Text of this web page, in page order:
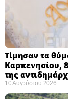
Τίμησαν τα
Καρπενησίου,
της
10 Αυγούστου 2026